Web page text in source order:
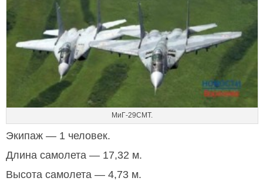
МиГ-29СМТ.
Экипаж — 1 человек.
Длина самолета — 17,32 м.
Высота самолета — 4,73 м.